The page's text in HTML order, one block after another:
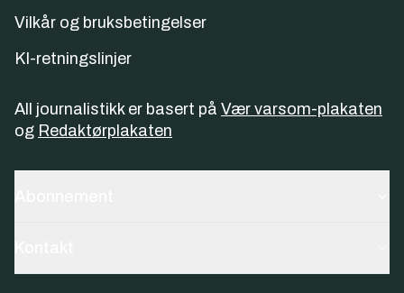
Vilkår og bruksbetingelser
KI-retningslinjer
All journalistikk er basert på Vær varsom-plakaten
og Redaktørplakaten